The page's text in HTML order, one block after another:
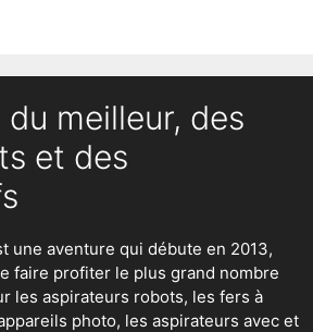
meilleur, des
et des
une aventure qui débute en 2013,
faire profiter le plus grand nombre
les aspirateurs robots, les fers à
photo, les aspirateurs avec et